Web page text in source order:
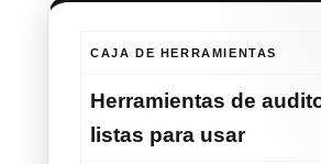
CAJA DE HERRAMIENTAS
Herramientas de
listas para usar